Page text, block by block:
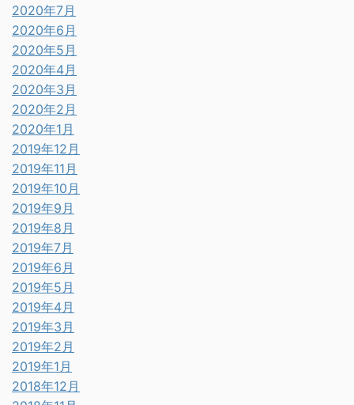
2020年7月
2020年6月
2020年5月
2020年4月
2020年3月
2020年2月
2020年1月
2019年12月
2019年11月
2019年10月
2019年9月
2019年8月
2019年7月
2019年6月
2019年5月
2019年4月
2019年3月
2019年2月
2019年1月
2018年12月